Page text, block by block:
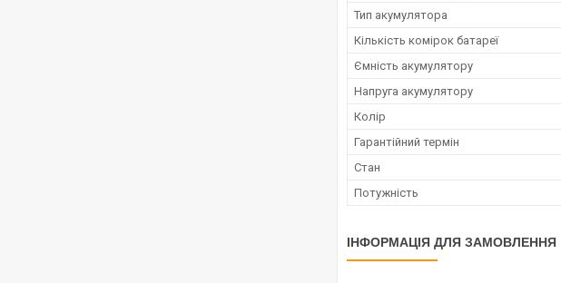
Тип акумулятора
Кількість комірок батареї
Ємність акумулятору
Напруга акумулятору
Колір
Гарантійний термін
Стан
Потужність
ІНФОРМАЦІЯ ДЛЯ ЗАМОВЛЕННЯ